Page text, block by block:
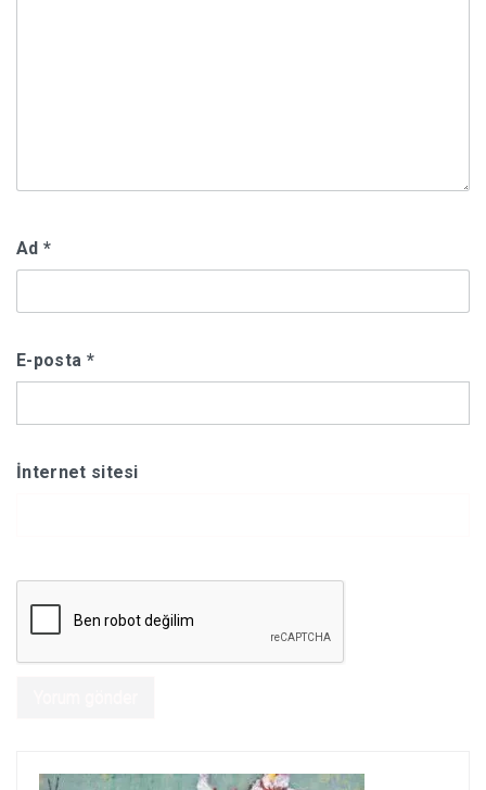
Ad *
E-posta *
İnternet sitesi